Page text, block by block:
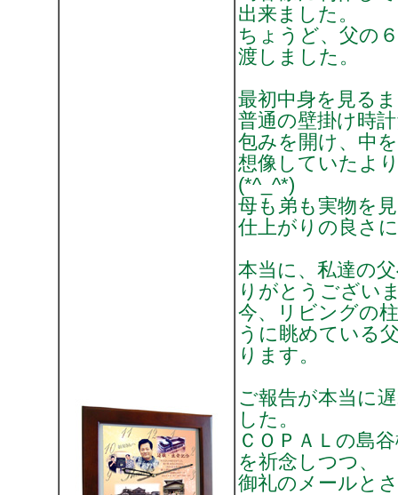
出来ました。
ちょうど、父の
渡しました。
最初中身を見る
普通の壁掛け時
包みを開け、中
想像していたよ
(*^_^*)
母も弟も実物を
仕上がりの良さ
本当に、私達の
りがとうござい
今、リビングの
うに眺めている
ります。
ご報告が本当に
した。
ＣＯＰＡＬの島
を祈念しつつ、
御礼のメールと